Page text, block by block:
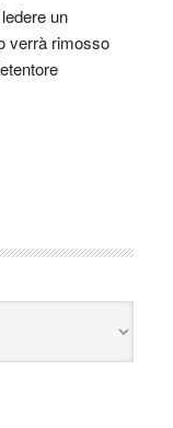
un
verrà rimosso